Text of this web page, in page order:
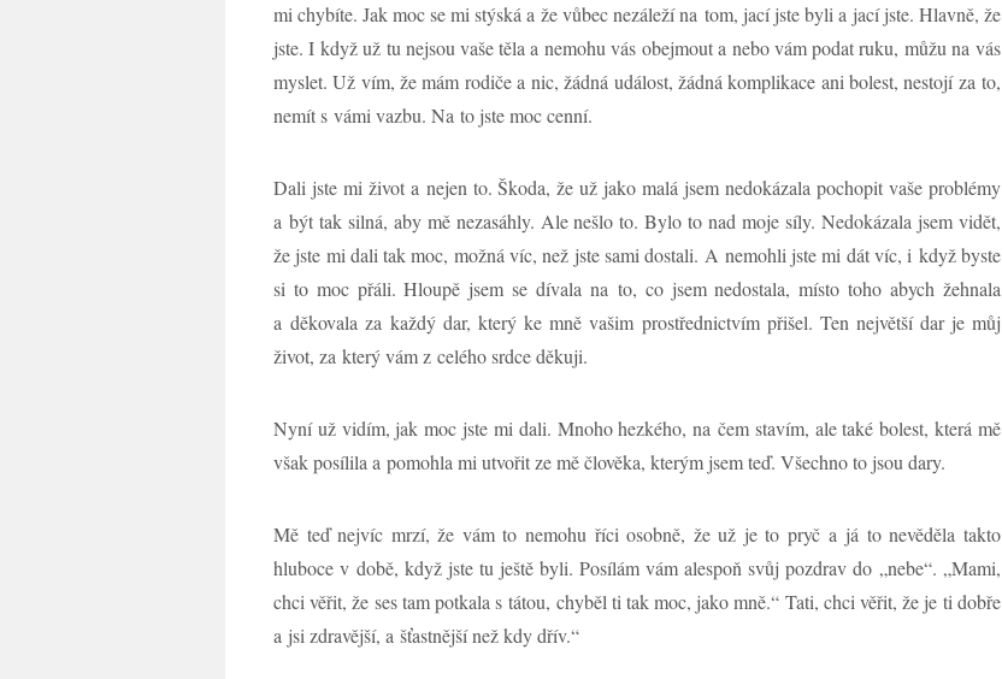
mi chybíte. Jak moc se mi stýská a že vůbec nezáleží na tom, jací jste byli a jací jste. Hlavně, že
jste. I když už tu nejsou vaše těla a nemohu vás obejmout a nebo vám podat ruku, můžu na vás
myslet. Už vím, že mám rodiče a nic, žádná událost, žádná komplikace ani bolest, nestojí za to,
nemít s vámi vazbu. Na to jste moc cenní.
Dali jste mi život a nejen to. Škoda, že už jako malá jsem nedokázala pochopit vaše problémy
a být tak silná, aby mě nezasáhly. Ale nešlo to. Bylo to nad moje síly. Nedokázala jsem vidět,
že jste mi dali tak moc, možná víc, než jste sami dostali. A nemohli jste mi dát víc, i když byste
si to moc přáli. Hloupě jsem se dívala na to, co jsem nedostala, místo toho abych žehnala
a děkovala za každý dar, který ke mně vašim prostřednictvím přišel. Ten největší dar je můj
život, za který vám z celého srdce děkuji.
Nyní už vidím, jak moc jste mi dali. Mnoho hezkého, na čem stavím, ale také bolest, která mě
však posílila a pomohla mi utvořit ze mě člověka, kterým jsem teď. Všechno to jsou dary.
Mě teď nejvíc mrzí, že vám to nemohu říci osobně, že už je to pryč a já to nevěděla takto
hluboce v době, když jste tu ještě byli. Posílám vám alespoň svůj pozdrav do „nebe“. „Mami,
chci věřit, že ses tam potkala s tátou, chyběl ti tak moc, jako mně.“ Tati, chci věřit, že je ti dobře
a jsi zdravější, a šťastnější než kdy dřív.“